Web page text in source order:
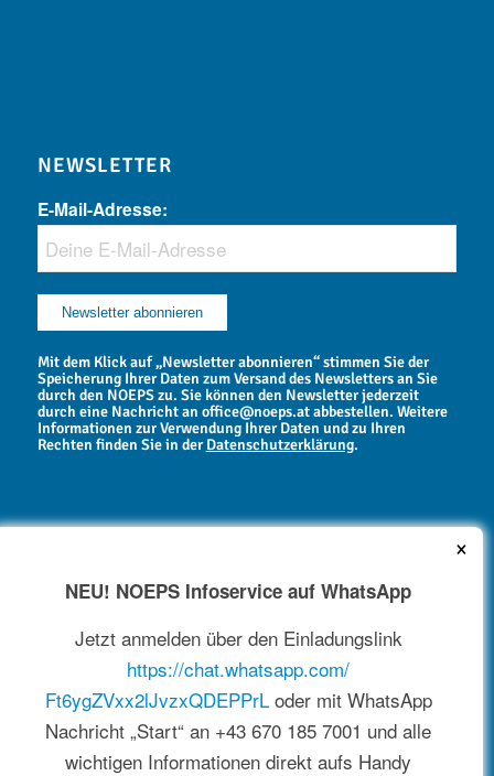
NEWSLETTER
E-Mail-Adresse:
Mit dem Klick auf „Newsletter abonnieren“ stimmen Sie der
Speicherung Ihrer Daten zum Versand des Newsletters an Sie
durch den NOEPS zu. Sie können den Newsletter jederzeit
durch eine Nachricht an office@noeps.at abbestellen. Weitere
Informationen zur Verwendung Ihrer Daten und zu Ihren
Rechten finden Sie in derDatenschutzerklärung.
NEWSARCHIV
×
NEU! NOEPS Infoservice auf WhatsApp
Jetzt anmelden über den Einladungslink
https://chat.whatsapp.com/
Ft6ygZVxx2lJvzxQDEPPrLoder mit WhatsApp
Nachricht „Start“ an +43 670 185 7001 und alle
wichtigen Informationen direkt aufs Handy